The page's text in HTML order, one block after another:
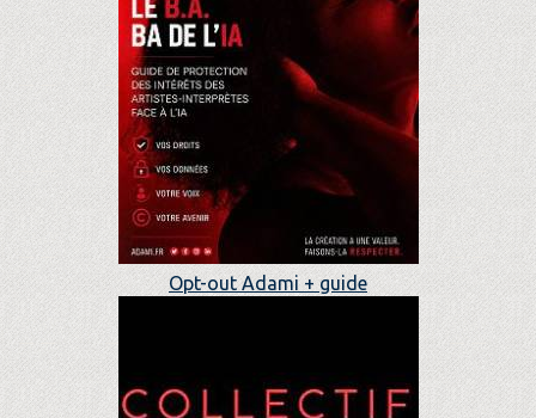
Opt-out Adami + guide